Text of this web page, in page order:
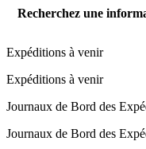
Recherchez une
Expéditions à venir
Expéditions à venir
Journaux de Bord des
Journaux de Bord des